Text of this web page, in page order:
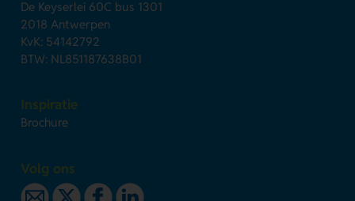
De Keyserlei 60C bus 1301
2018 Antwerpen
KvK: 54142792
BTW: NL851187638B01
Inspiratie
Brochure
Volg ons